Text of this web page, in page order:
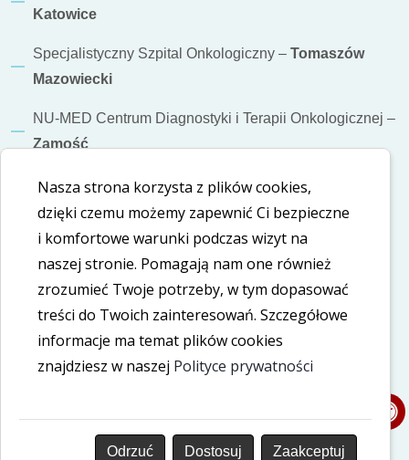
Katowice
Specjalistyczny Szpital Onkologiczny – Tomaszów
Mazowiecki
NU-MED Centrum Diagnostyki i Terapii Onkologicznej –
Zamość
Informacje dodatkowe
Polityka cookies
Polityka prywatności
Deklaracja dostępności
Nasze social media
FacebookLinkedIn
Nasza strona korzysta z plików cookies,
dzięki czemu możemy zapewnić Ci bezpieczne
i komfortowe warunki podczas wizyt na
naszej stronie. Pomagają nam one również
zrozumieć Twoje potrzeby, w tym dopasować
treści do Twoich zainteresowań. Szczegółowe
informacje ma temat plików cookies
znajdziesz w naszej Polityce prywatności
Odrzuć Dostosuj Zaakceptuj